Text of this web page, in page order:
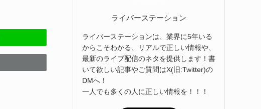
ライバーステーション
ライバーステーションは、業界に5年いる
からこそわかる、リアルで正しい情報や、
最新のライブ配信のネタを提供します！書
いて欲しい記事やご質問はX(旧:Twitter)の
DMへ！
一人でも多くの人に正しい情報を！！！